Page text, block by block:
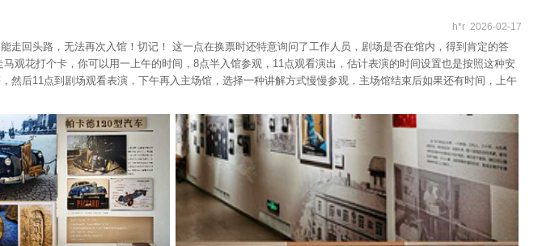
h*r 2026-02-17
回头路，无法再次入馆！切记！ 这一点在换票时还特意询问了工作人员，剧场是否在馆内，得到肯定的答
花打个卡，你可以用一上午的时间，8点半入馆参观，11点观看演出，估计表演的时间设置也是按照这种安
后11点到剧场观看表演，下午再入主场馆，选择一种讲解方式慢慢参观，主场馆结束后如果还有时间，上午